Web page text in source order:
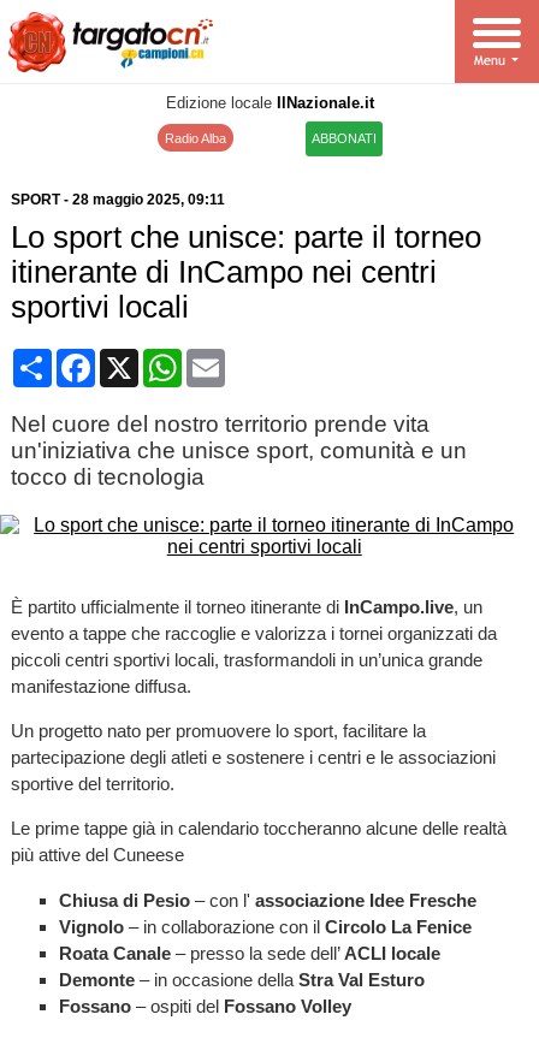
Edizione locale IlNazionale.it
Radio Alba ABBONATI
SPORT- 28 maggio 2025, 09:11
Lo sport che unisce: parte il torneo
itinerante di InCampo nei centri
sportivi locali
CondividiFacebook
X WhatsApp
Email
Nel cuore del nostro territorio prende vita
un'iniziativa che unisce sport, comunità e un
tocco di tecnologia
È partito ufficialmente il torneo itinerante di InCampo.live, un
evento a tappe che raccoglie e valorizza i tornei organizzati da
piccoli centri sportivi locali, trasformandoli in un’unica grande
manifestazione diffusa.
Un progetto nato per promuovere lo sport, facilitare la
partecipazione degli atleti e sostenere i centri e le associazioni
sportive del territorio.
Le prime tappe già in calendario toccheranno alcune delle realtà
più attive del Cuneese
Chiusa di Pesio– con l' associazione Idee Fresche
Vignolo– in collaborazione con il Circolo La Fenice
Roata Canale– presso la sede dell’ACLI locale
Demonte– in occasione della Stra Val Esturo
Fossano– ospiti del Fossano Volley